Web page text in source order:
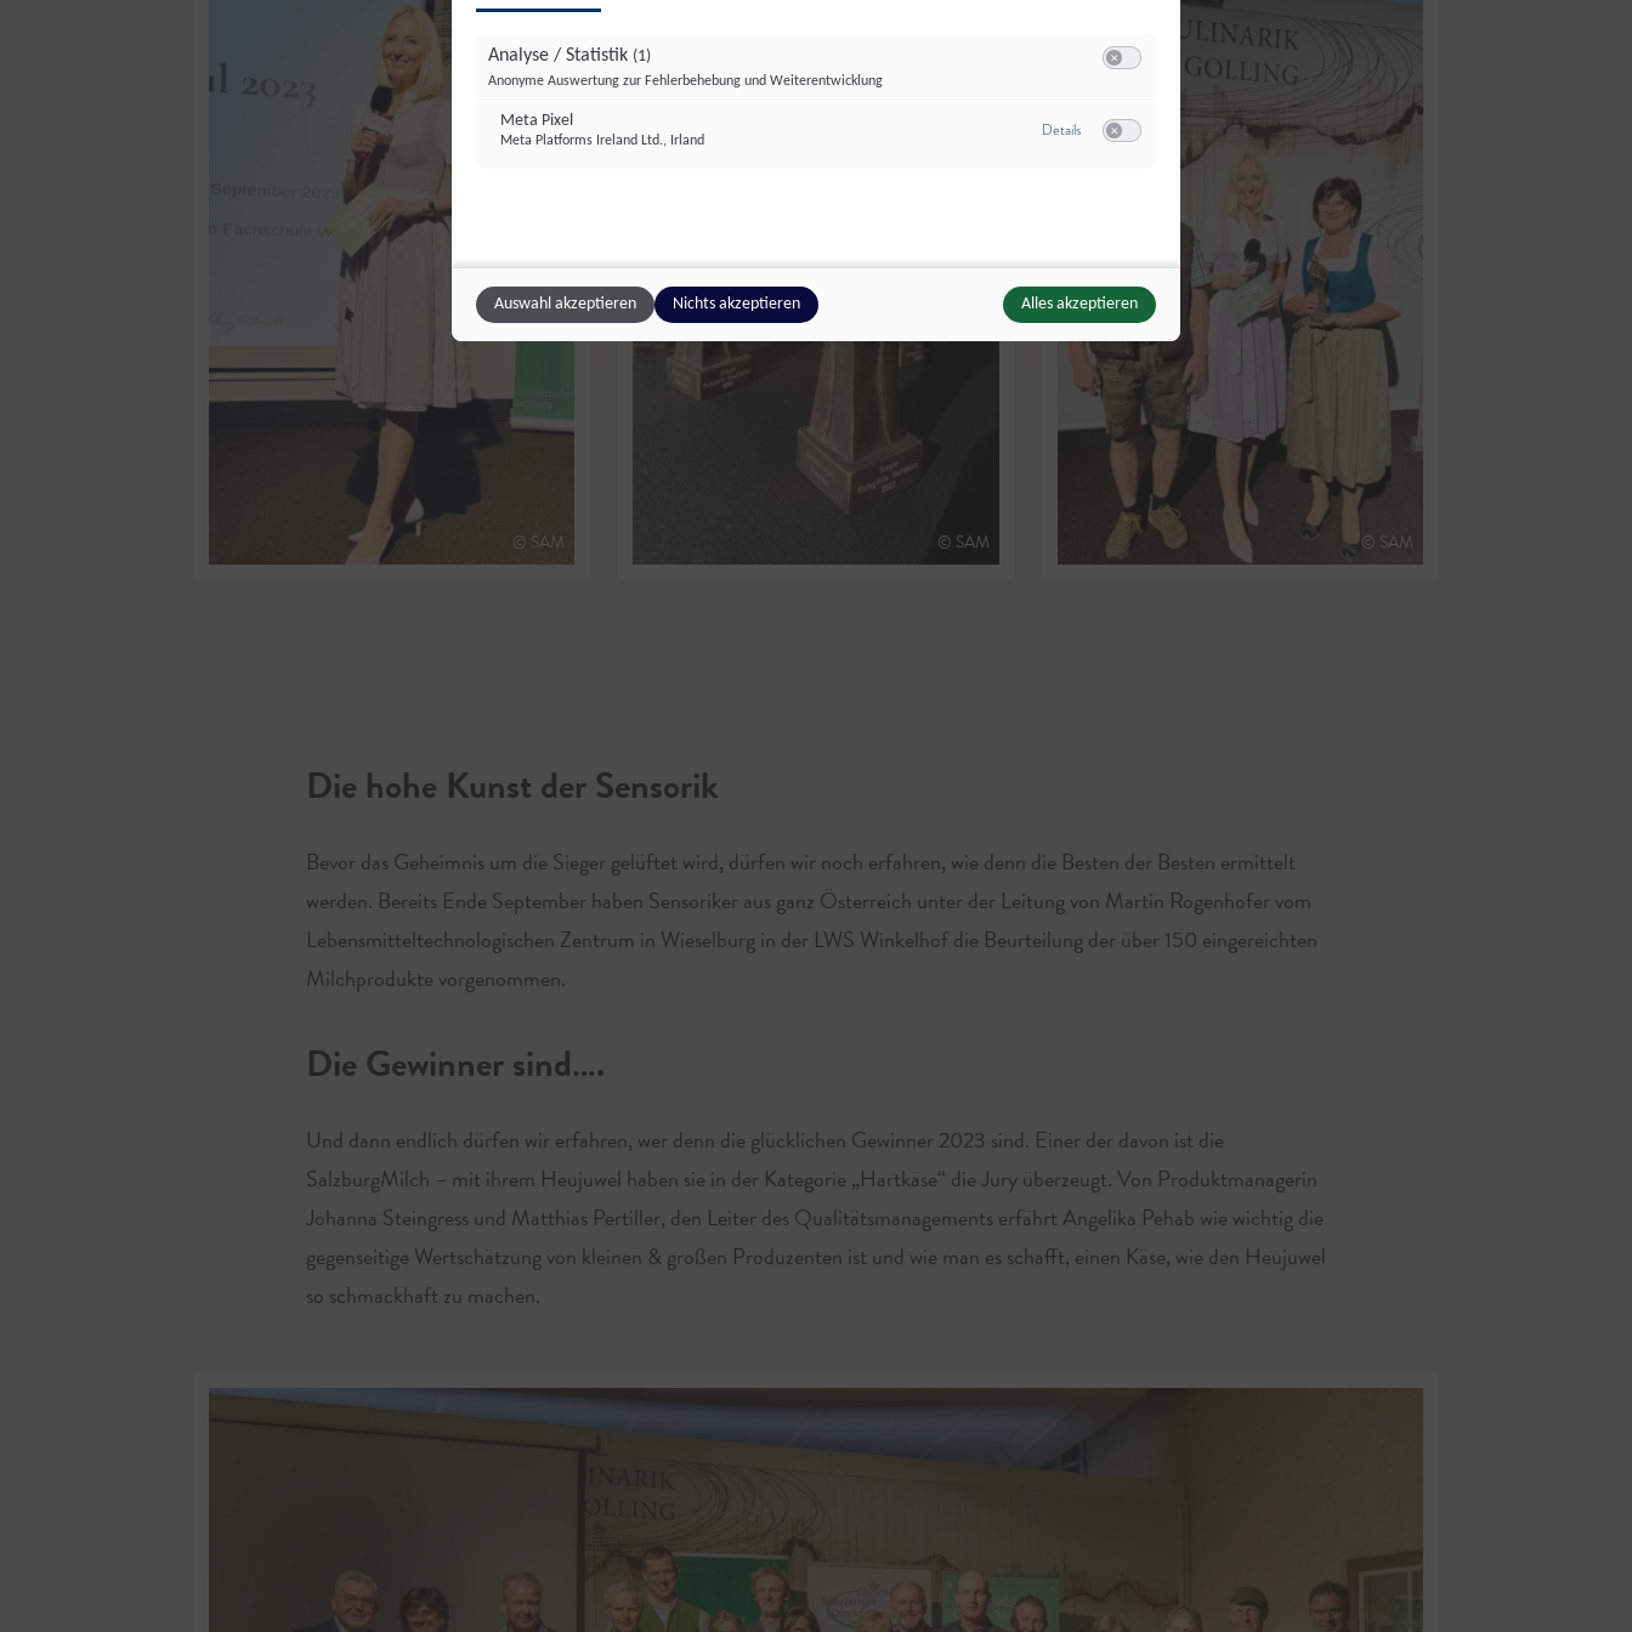
© SAM © SAM © SAM
Die hohe Kunst der Sensorik
Bevor das Geheimnis um die Sieger gelüftet wird, dürfen wir noch erfahren, wie denn die Besten der Besten ermittelt
werden. Bereits Ende September haben Sensoriker aus ganz Österreich unter der Leitung von Martin Rogenhofer vom
Lebensmitteltechnologischen Zentrum in Wieselburg in der LWS Winkelhof die Beurteilung der über 150 eingereichten
Milchprodukte vorgenommen.
Die Gewinner sind….
Und dann endlich dürfen wir erfahren, wer denn die glücklichen Gewinner 2023 sind. Einer der davon ist die
SalzburgMilch – mit ihrem Heujuwel haben sie in der Kategorie „Hartkäse“ die Jury überzeugt. Von Produktmanagerin
Johanna Steingress und Matthias Pertiller, den Leiter des Qualitätsmanagements erfährt Angelika Pehab wie wichtig die
gegenseitige Wertschätzung von kleinen & großen Produzenten ist und wie man es schafft, einen Käse, wie den Heujuwel
so schmackhaft zu machen.
Analyse / Statistik (1)
Switch zum Einwilligen bzw. Ablehnen der Kategorie Analyse / Statistik
Anonyme Auswertung zur Fehlerbehebung und Weiterentwicklung
Meta Pixel
Meta Platforms Ireland Ltd., Irland
Detailszu Meta Pixel
Switch zum Einwilligen bzw. Ablehnen des Dienstes Meta Pixel
Auswahl akzeptieren Nichts akzeptieren Alles akzeptieren